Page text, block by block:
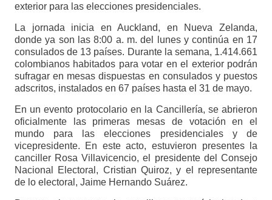
exterior para las elecciones presidenciales.
La jornada inicia en Auckland, en Nueva Zelanda,
donde ya son las 8:00 a. m. del lunes y continúa en 17
consulados de 13 países. Durante la semana, 1.414.661
colombianos habitados para votar en el exterior podrán
sufragar en mesas dispuestas en consulados y puestos
adscritos, instalados en 67 países hasta el 31 de mayo.
En un evento protocolario en la Cancillería, se abrieron
oficialmente las primeras mesas de votación en el
mundo para las elecciones presidenciales y de
vicepresidente. En este acto, estuvieron presentes la
canciller Rosa Villavicencio, el presidente del Consejo
Nacional Electoral, Cristian Quiroz, y el representante
de lo electoral, Jaime Hernando Suárez.